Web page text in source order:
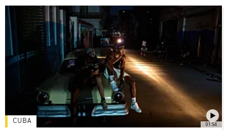
01:54
CUBA